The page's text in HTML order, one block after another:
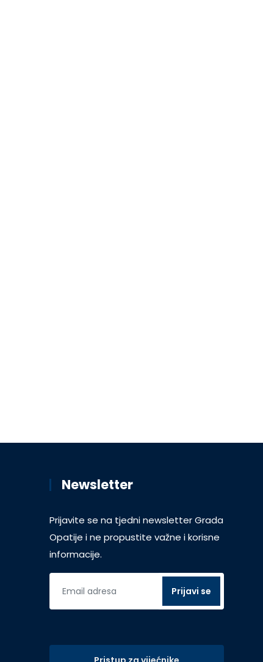
Newsletter
Prijavite se na tjedni newsletter Grada
Opatije i ne propustite važne i korisne
informacije.